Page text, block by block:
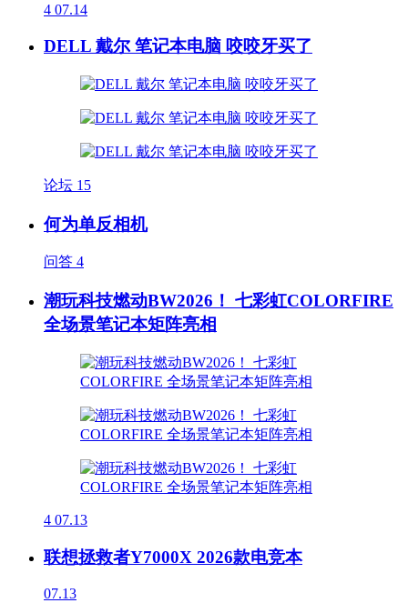
4 07.14
DELL 戴尔 笔记本电脑 咬咬牙买了
论坛 15
何为单反相机
问答 4
潮玩科技燃动BW2026！ 七彩虹COLORFIRE
全场景笔记本矩阵亮相
4 07.13
联想拯救者Y7000X 2026款电竞本
07.13